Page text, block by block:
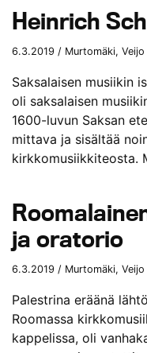
Heinrich
6.3.2019 / Murtomäki, Veijo
Saksalaisen musiikin
oli saksalaisen
1600-luvun Saksan
mittava ja sisältää
kirkkomusiikkiteosta.
ja oratorio
6.3.2019 / Murtomäki, Veijo
Palestrina eräänä
Roomassa
kappelissa, oli